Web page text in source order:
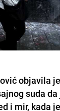
objavila
suda
i mir, kada